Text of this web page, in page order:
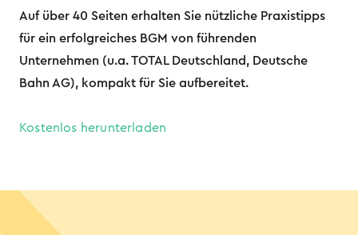
Auf über 40 Seiten erhalten Sie nützliche Praxistipps
für ein erfolgreiches BGM von führenden
Unternehmen (u.a. TOTAL Deutschland, Deutsche
Bahn AG), kompakt für Sie aufbereitet.
Kostenlos herunterladen